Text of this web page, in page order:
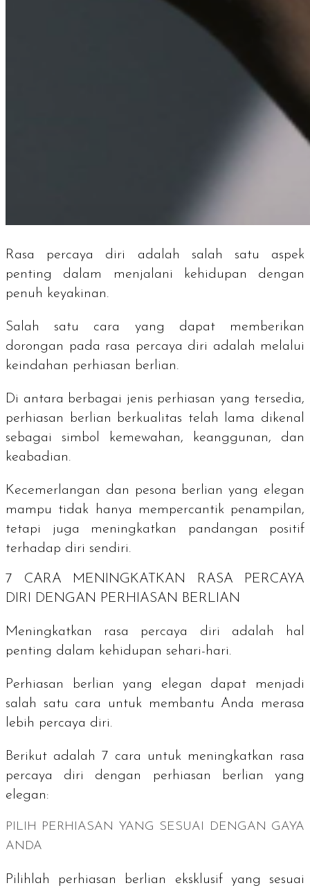
Rasa percaya diri adalah salah satu aspek
penting dalam menjalani kehidupan dengan
penuh keyakinan.
Salah satu cara yang dapat memberikan
dorongan pada rasa percaya diri adalah melalui
keindahan perhiasan berlian.
Di antara berbagai jenis perhiasan yang tersedia,
perhiasan berlian berkualitas telah lama dikenal
sebagai simbol kemewahan, keanggunan, dan
keabadian.
Kecemerlangan dan pesona berlian yang elegan
mampu tidak hanya mempercantik penampilan,
tetapi juga meningkatkan pandangan positif
terhadap diri sendiri.
7 CARA MENINGKATKAN RASA PERCAYA
DIRI DENGAN PERHIASAN BERLIAN
Meningkatkan rasa percaya diri adalah hal
penting dalam kehidupan sehari-hari.
Perhiasan berlian yang elegan dapat menjadi
salah satu cara untuk membantu Anda merasa
lebih percaya diri.
Berikut adalah 7 cara untuk meningkatkan rasa
percaya diri dengan perhiasan berlian yang
elegan:
PILIH PERHIASAN YANG SESUAI DENGAN GAYA
ANDA
Pilihlah perhiasan berlian eksklusif yang sesuai